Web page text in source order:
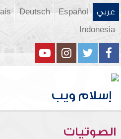
عربي Español
Deutsch
Indonesia
الصوتيات